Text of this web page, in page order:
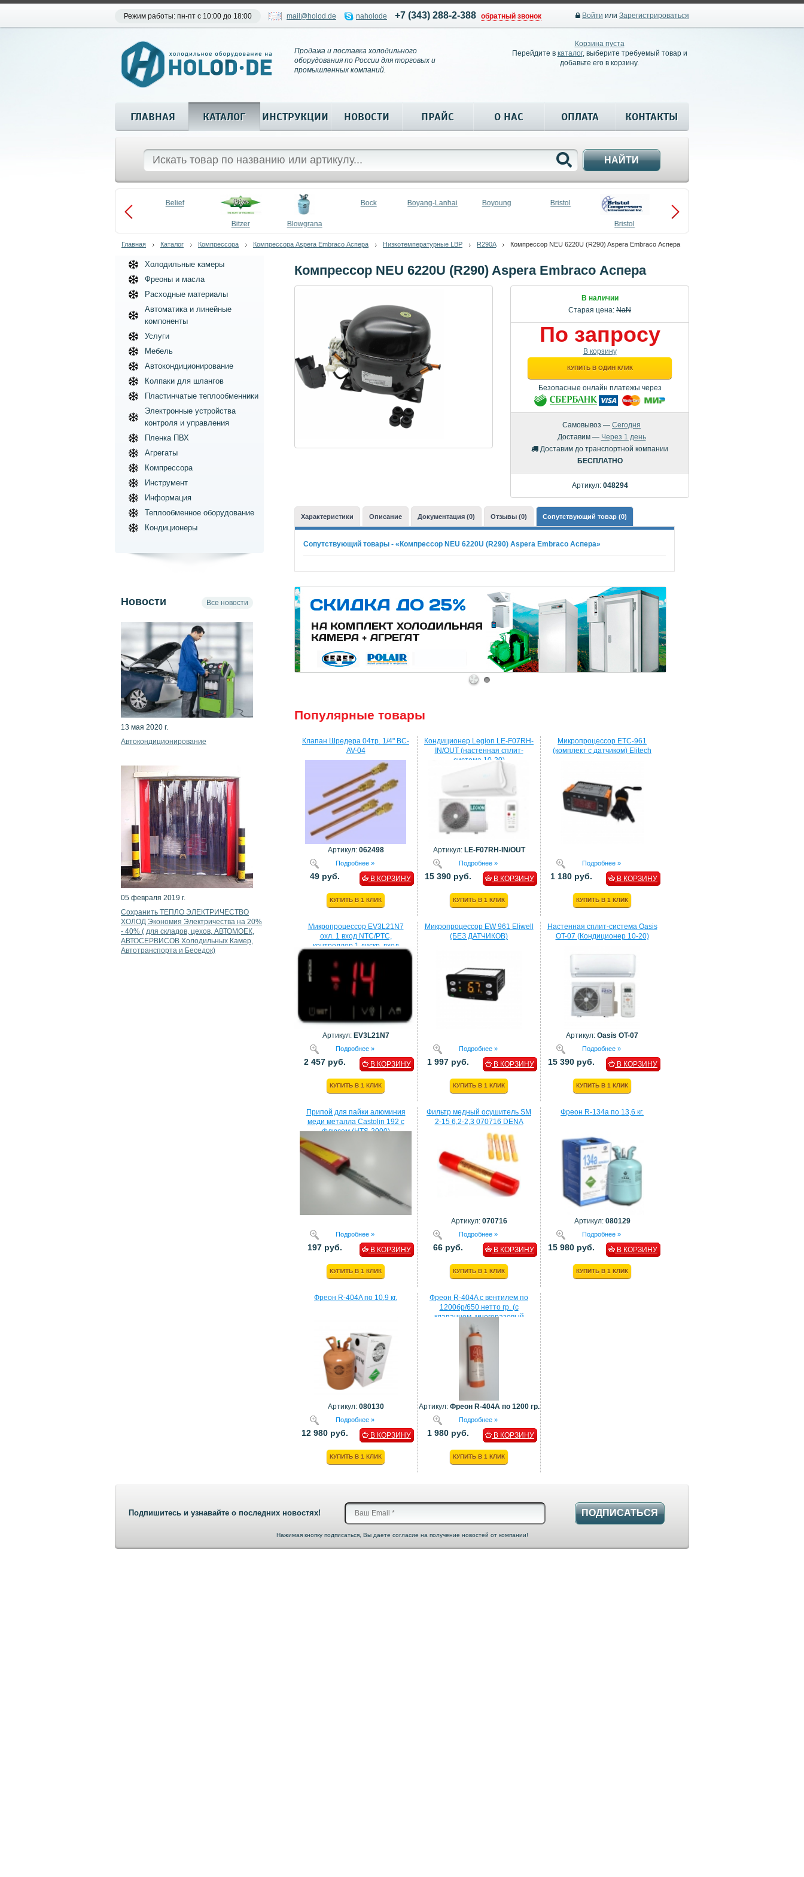
Режим работы: пн-пт с 10:00 до 18:00 mail@holod.de naholode +7 (343) 288-2-388 обратный звонок Войти или Зарегистрироваться
Продажа и поставка холодильного
оборудования по России для торговых и
промышленных компаний.
Корзина пуста
Перейдите в каталог, выберите требуемый товар и
добавьте его в корзину.
ГЛАВНАЯ КАТАЛОГ ИНСТРУКЦИИ НОВОСТИ ПРАЙС О НАС ОПЛАТА КОНТАКТЫ
НАЙТИ
Belief
Bitzer Blowgrana
Bock Boyang-Lanhai Boyoung Bristol
Bristol
Compressors
Главная Каталог Компрессора Компрессора Aspera Embraco Аспера Низкотемпературные LBP R290A Компрессор NEU 6220U (R290) Aspera Embraco Аспера
Компрессор NEU 6220U (R290) Aspera Embraco Аспера
В наличии
Старая цена: NaN
По запросу
В корзину
КУПИТЬ В ОДИН КЛИК
Безопасные онлайн платежы через
Самовывоз — Сегодня
Доставим — Через 1 день
Доставим до транспортной компании
БЕСПЛАТНО
Артикул: 048294
Характеристики Описание Документация (0) Отзывы (0) Сопутствующий товар (0)
Сопутствующий товары - «Компрессор NEU 6220U (R290) Aspera Embraco Аспера»
1 2
Популярные товары
Клапан Шредера 04тр. 1/4" BC-
AV-04
Артикул: 062498
Подробнее »
49 руб. В КОРЗИНУ
КУПИТЬ В 1 КЛИК
Кондиционер Legion LE-F07RH-
IN/OUT (настенная сплит-
система 10-20)
Артикул: LE-F07RH-IN/OUT
Подробнее »
15 390 руб. В КОРЗИНУ
КУПИТЬ В 1 КЛИК
Микропроцессор ETC-961
(комплект c датчиком) Elitech
Подробнее »
1 180 руб. В КОРЗИНУ
КУПИТЬ В 1 КЛИК
Микропроцессор EV3L21N7
охл. 1 вход NTC/PTC,
контроллер 1 дискр. вход
Артикул: EV3L21N7
Подробнее »
2 457 руб. В КОРЗИНУ
КУПИТЬ В 1 КЛИК
Микропроцессор EW 961 Eliwell
(БЕЗ ДАТЧИКОВ)
Подробнее »
1 997 руб. В КОРЗИНУ
КУПИТЬ В 1 КЛИК
Настенная сплит-система Oasis
OT-07 (Кондиционер 10-20)
Артикул: Oasis OT-07
Подробнее »
15 390 руб. В КОРЗИНУ
КУПИТЬ В 1 КЛИК
Припой для пайки алюминия
меди металла Castolin 192 с
флюсом (HTS-2000)
Подробнее »
197 руб. В КОРЗИНУ
КУПИТЬ В 1 КЛИК
Фильтр медный осушитель SM
2-15 6,2-2,3 070716 DENA
Артикул: 070716
Подробнее »
66 руб. В КОРЗИНУ
КУПИТЬ В 1 КЛИК
Фреон R-134a по 13,6 кг.
Артикул: 080129
Подробнее »
15 980 руб. В КОРЗИНУ
КУПИТЬ В 1 КЛИК
Фреон R-404A по 10,9 кг.
Артикул: 080130
Подробнее »
12 980 руб. В КОРЗИНУ
КУПИТЬ В 1 КЛИК
Фреон R-404A с вентилем по
1200бр/650 нетто гр. (с
клапанном, многоразовый
балон)
Артикул: Фреон R-404A по 1200 гр.
Подробнее »
1 980 руб. В КОРЗИНУ
КУПИТЬ В 1 КЛИК
Холодильные камеры
Фреоны и масла
Расходные материалы
Автоматика и линейные
компоненты
Услуги
Мебель
Автокондиционирование
Колпаки для шлангов
Пластинчатые теплообменники
Электронные устройства
контроля и управления
Пленка ПВХ
Агрегаты
Компрессора
Инструмент
Информация
Теплообменное оборудование
Кондиционеры
Новости Все новости
13 мая 2020 г.
Автокондиционирование
05 февраля 2019 г.
Сохранить ТЕПЛО ЭЛЕКТРИЧЕСТВО
ХОЛОД Экономия Электричества на 20%
- 40% ( для складов, цехов, АВТОМОЕК,
АВТОСЕРВИСОВ Холодильных Камер,
Автотранспорта и Беседок)
Подпишитесь и узнавайте о последних новостях! ПОДПИСАТЬСЯ
Нажимая кнопку подписаться, Вы даете согласие на получение новостей от компании!